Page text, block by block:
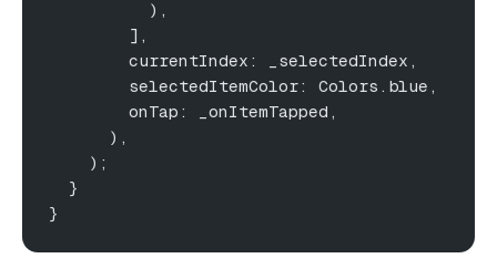
          ),
        ],
        currentIndex: _selectedIndex,
        selectedItemColor: Colors.blue,
        onTap: _onItemTapped,
      ),
    );
  }
}